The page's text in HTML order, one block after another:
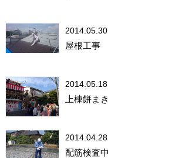
2014.05.30
屋根工事
2014.05.18
上棟餅まき
2014.04.28
配筋検査中